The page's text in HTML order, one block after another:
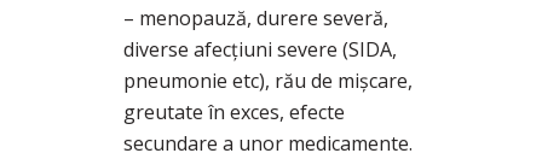
– menopauză, durere severă,
diverse afecțiuni severe (SIDA,
pneumonie etc), rău de mișcare,
greutate în exces, efecte
secundare a unor medicamente.